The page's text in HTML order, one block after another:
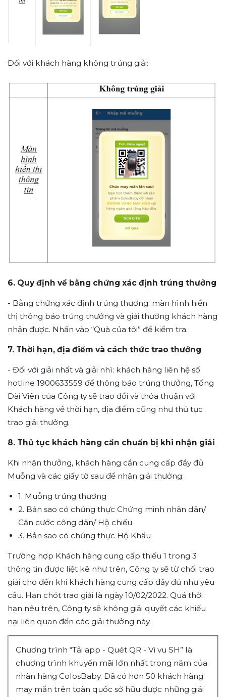
Đối với khách hàng không trúng giải:
6. Quy định về bằng chứng xác định trúng thưởng
- Bằng chứng xác định trúng thưởng: màn hình hiển
thị thông báo trúng thưởng và giải thưởng khách hàng
nhận được. Nhấn vào “Quà của tôi” để kiểm tra.
7. Thời hạn, địa điểm và cách thức trao thưởng
- Đối với giải nhất và giải nhì: khách hàng liên hệ số
hotline 1900633559 để thông báo trúng thưởng, Tổng
Đài Viên của Công ty sẽ trao đổi và thỏa thuận với
Khách hàng về thời hạn, địa điểm cũng như thủ tục
trao giải thưởng.
8. Thủ tục khách hàng cần chuẩn bị khi nhận giải
Khi nhận thưởng, khách hàng cần cung cấp đầy đủ
Muỗng và các giấy tờ sau để nhận giải thưởng:
1. Muỗng trúng thưởng
2. Bản sao có chứng thực Chứng minh nhân dân/
Căn cước công dân/ Hộ chiếu
3. Bản sao có chứng thực Hộ Khẩu
Trường hợp Khách hàng cung cấp thiếu 1 trong 3
thông tin được liệt kê như trên, Công ty sẽ từ chối trao
giải cho đến khi khách hàng cung cấp đầy đủ như yêu
cầu. Hạn chót trao giải là ngày 10/02/2022. Quá thời
hạn nêu trên, Công ty sẽ không giải quyết các khiếu
nại liên quan đến các giải thưởng này.
Chương trình “Tải app - Quét QR - Vi vu SH” là
chương trình khuyến mãi lớn nhất trong năm của
nhãn hàng ColosBaby. Đã có hơn 50 khách hàng
may mắn trên toàn quốc sở hữu được những giải